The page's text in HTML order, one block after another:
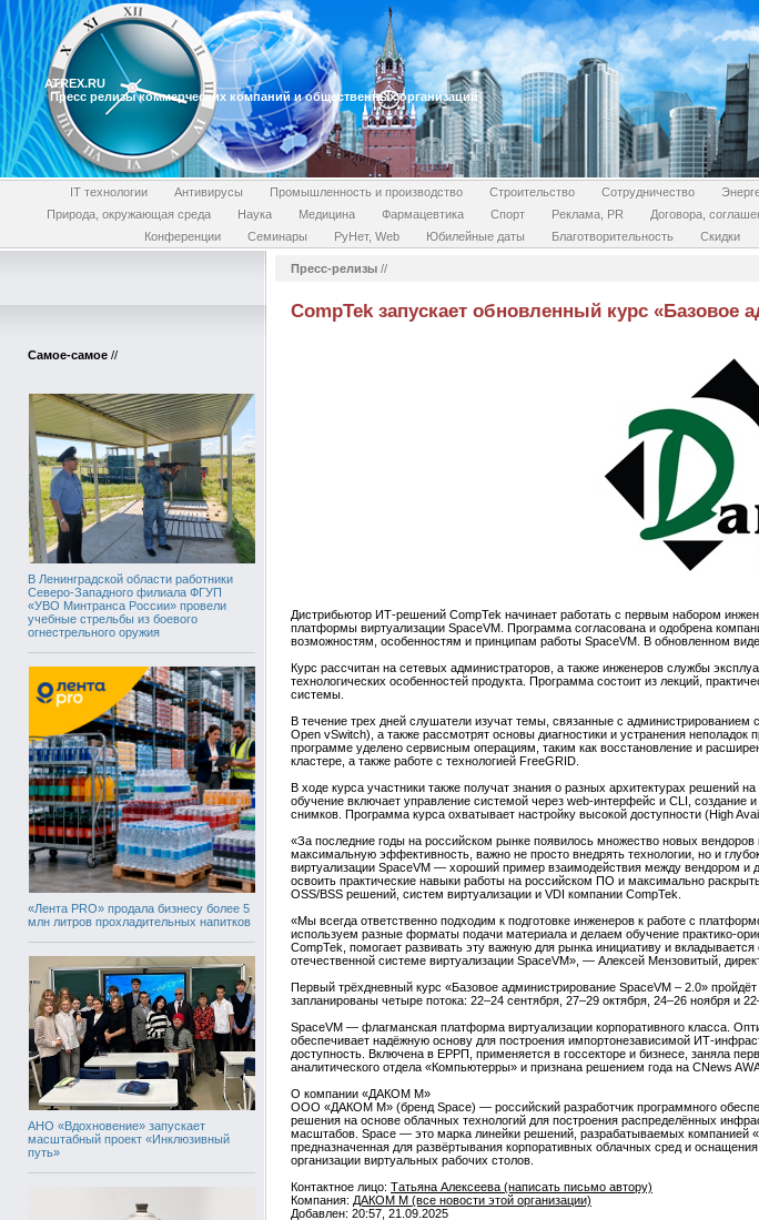
ATREX.RU
Пресс релизы коммерческих компаний и общественных организаций
IT технологии Антивирусы Промышленность и производство Строительство Сотрудничество
Природа, окружающая среда
Наука Медицина Фармацевтика Спорт Реклама, PR Договора,
Конференции
Семинары РуНет, Web Юбилейные даты Благотворительность Скидки
Самое-самое //
В Ленинградской области работники
Северо-Западного филиала ФГУП
«УВО Минтранса России» провели
учебные стрельбы из боевого
огнестрельного оружия
«Лента PRO» продала бизнесу более 5
млн литров прохладительных напитков
АНО «Вдохновение» запускает
масштабный проект «Инклюзивный
путь»
Пресс-релизы //
CompTek запускает обновленный курс «Базовое
Дистрибьютор ИТ-решений CompTek начинает работать с первым набором
платформы виртуализации SpaceVM. Программа согласована и одобрена
возможностям, особенностям и принципам работы SpaceVM. В обновленном
Курс рассчитан на сетевых администраторов, а также инженеров службы
технологических особенностей продукта. Программа состоит из лекций,
системы.
В течение трех дней слушатели изучат темы, связанные с
Open vSwitch), а также рассмотрят основы диагностики и устранения
программе уделено сервисным операциям, таким как восстановление и
кластере, а также работе с технологией FreeGRID.
В ходе курса участники также получат знания о разных архитектурах решений
обучение включает управление системой через web-интерфейс и CLI,
снимков. Программа курса охватывает настройку высокой доступности (High
«За последние годы на российском рынке появилось множество новых
максимальную эффективность, важно не просто внедрять технологии, но и
виртуализации SpaceVM — хороший пример взаимодействия между вендором и
освоить практические навыки работы на российском ПО и максимально
OSS/BSS решений, систем виртуализации и VDI компании CompTek.
«Мы всегда ответственно подходим к подготовке инженеров к работе c
используем разные форматы подачи материала и делаем обучение практико-
CompTek, помогает развивать эту важную для рынка инициативу и
отечественной системе виртуализации SpaceVM», — Алексей Мензовитый,
Первый трёхдневный курс «Базовое администрирование SpaceVM – 2.0»
запланированы четыре потока: 22–24 сентября, 27–29 октября, 24–26 ноября и
SpaceVM — флагманская платформа виртуализации корпоративного класса.
обеспечивает надёжную основу для построения импортонезависимой ИТ-
доступность. Включена в ЕРРП, применяется в госсекторе и бизнесе, заняла
аналитического отдела «Компьютерры» и признана решением года на CNews
О компании «ДАКОМ М»
ООО «ДАКОМ М» (бренд Space) — российский разработчик программного
решения на основе облачных технологий для построения распределённых
масштабов. Space — это марка линейки решений, разрабатываемых
предназначенная для развёртывания корпоративных облачных сред и
организации виртуальных рабочих столов.
Контактное лицо: Татьяна Алексеева (написать письмо автору)
Компания: ДАКОМ М (все новости этой организации)
Добавлен: 20:57, 21.09.2025